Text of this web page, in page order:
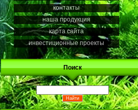
контакты
наша продукция
карта сайта
инвестиционные проекты
Поиск